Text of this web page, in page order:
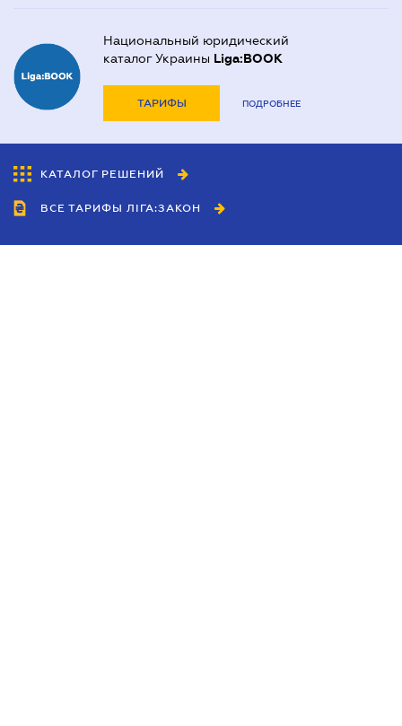
Национальный юридический
каталог Украины Liga:BOOK
ТАРИФЫ ПОДРОБНЕЕ
КАТАЛОГ РЕШЕНИЙ
ВСЕ ТАРИФЫ ЛІГА:ЗАКОН